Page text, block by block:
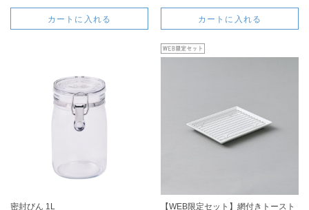
カートに入れる カートに入れる
密封びん 1L
【WEB限定セット】網付きトースト